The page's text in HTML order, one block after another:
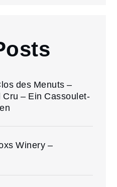
des Menuts –
– Ein Cassoulet-
Winery –